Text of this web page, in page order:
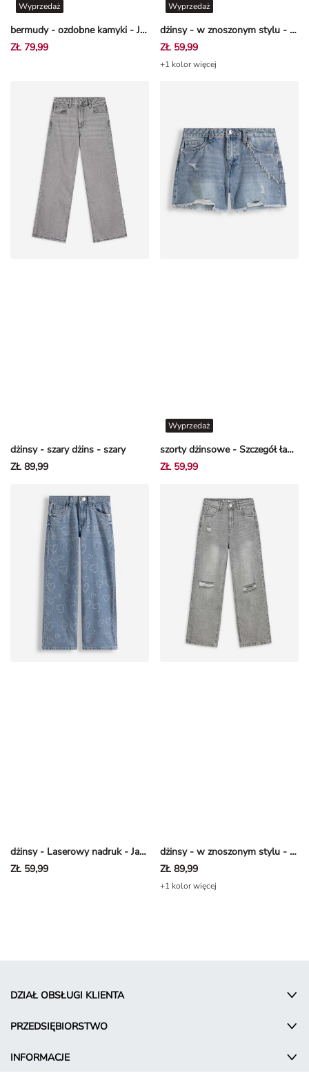
bermudy - ozdobne kamyki - Jasnoniebieski
Wyprzedaż
ZŁ 79,99
dżinsy - w znoszonym stylu - niebieski
Wyprzedaż
ZŁ 59,99
+1 kolor więcej
dżinsy - szary dżins - szary
ZŁ 89,99
szorty dżinsowe - Szczegół łańcucha - niebieski
Wyprzedaż
ZŁ 59,99
dżinsy - Laserowy nadruk - Jasnoniebieski
ZŁ 59,99
dżinsy - w znoszonym stylu - szary
ZŁ 89,99
+1 kolor więcej
DZIAŁ OBSŁUGI KLIENTA
PRZEDSIĘBIORSTWO
INFORMACJE